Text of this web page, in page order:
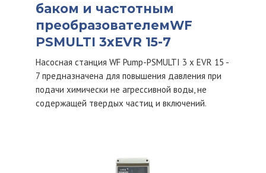
баком и частотным
преобразователемWF
PSMULTI 3xEVR 15-7
Насосная станция WF Pump-PSMULTI 3 x EVR 15 -
7 предназначена для повышения давления при
подачи химически не агрессивной воды, не
содержащей твердых частиц и включений.